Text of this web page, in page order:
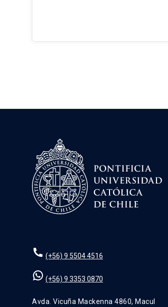
(+56) 9 5504 4516
(+56) 9 3353 0870
Avda. Vicuña Mackenna 4860, Macul